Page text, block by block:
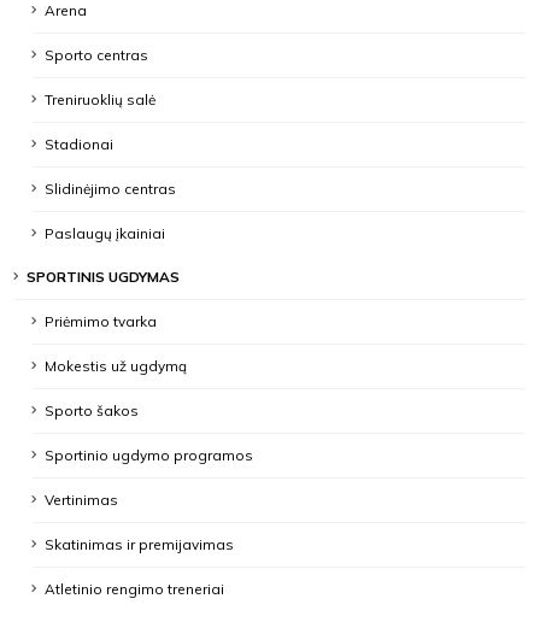
Arena
Sporto centras
Treniruoklių salė
Stadionai
Slidinėjimo centras
Paslaugų įkainiai
SPORTINIS UGDYMAS
Priėmimo tvarka
Mokestis už ugdymą
Sporto šakos
Sportinio ugdymo programos
Vertinimas
Skatinimas ir premijavimas
Atletinio rengimo treneriai